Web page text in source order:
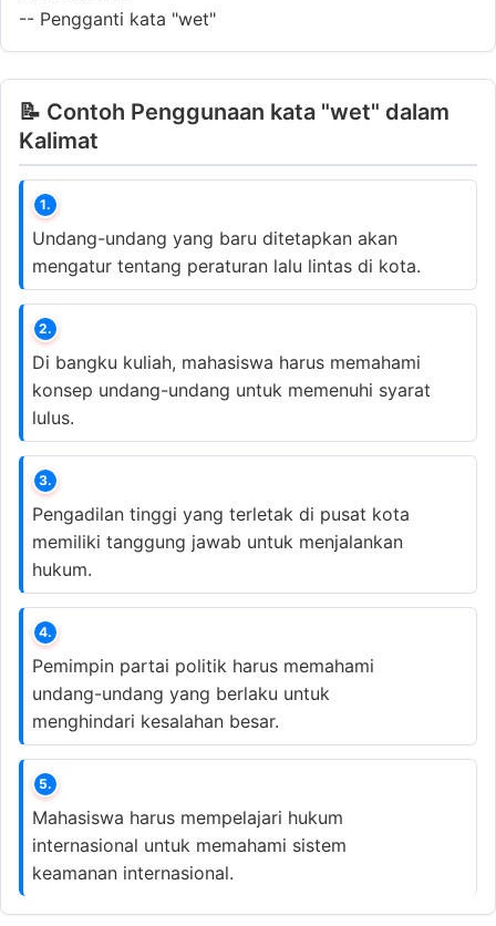
-- Pengganti kata "wet"
📝 Contoh Penggunaan kata "wet" dalam
Kalimat
1.
Undang-undang yang baru ditetapkan akan
mengatur tentang peraturan lalu lintas di kota.
2.
Di bangku kuliah, mahasiswa harus memahami
konsep undang-undang untuk memenuhi syarat
lulus.
3.
Pengadilan tinggi yang terletak di pusat kota
memiliki tanggung jawab untuk menjalankan
hukum.
4.
Pemimpin partai politik harus memahami
undang-undang yang berlaku untuk
menghindari kesalahan besar.
5.
Mahasiswa harus mempelajari hukum
internasional untuk memahami sistem
keamanan internasional.